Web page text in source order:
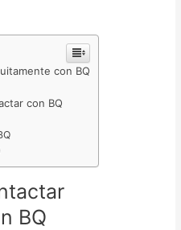
con BQ
con BQ
BQ